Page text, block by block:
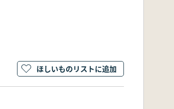
ほしいものリストに追加